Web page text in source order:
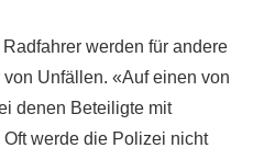
werden für andere
Unfällen. «Auf einen von
denen Beteiligte mit
werde die Polizei nicht